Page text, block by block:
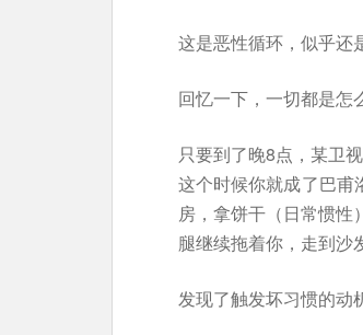
这是恶性循环，似乎还
回忆一下，一切都是怎
只要到了晚8点，某卫
这个时候你就成了巴甫
房，拿饼干（日常惯性
腿继续拖着你，走到沙
发现了触发坏习惯的动